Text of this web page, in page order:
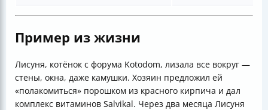
Пример из жизни
Лисуня, котёнок с форума Kotodom, лизала все вокруг —
стены, окна, даже камушки. Хозяин предложил ей
«полакомиться» порошком из красного кирпича и дал
комплекс витаминов Salvikal. Через два месяца Лисуня